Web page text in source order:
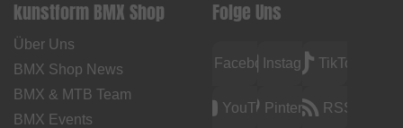
kunstform BMX Shop
Über Uns
BMX Shop News
BMX & MTB Team
BMX Events
Folge Uns
FacebookInstagramTikTok
YouTubePinterest RSS